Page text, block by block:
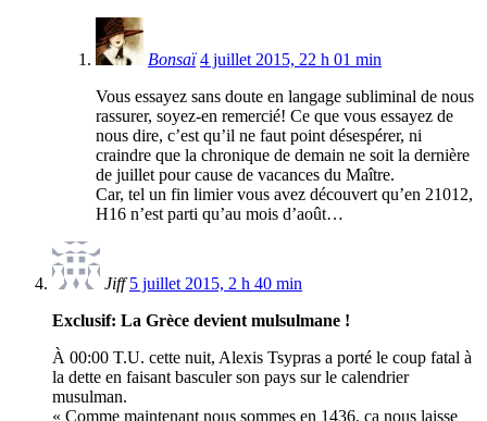
Bonsaï 4 juillet 2015, 22 h 01 min
Vous essayez sans doute en langage subliminal de nous
rassurer, soyez-en remercié! Ce que vous essayez de
nous dire, c’est qu’il ne faut point désespérer, ni
craindre que la chronique de demain ne soit la dernière
de juillet pour cause de vacances du Maître.
Car, tel un fin limier vous avez découvert qu’en 21012,
H16 n’est parti qu’au mois d’août…
Jiff 5 juillet 2015, 2 h 40 min
Exclusif: La Grèce devient mulsulmane !
À 00:00 T.U. cette nuit, Alexis Tsypras a porté le coup fatal à
la dette en faisant basculer son pays sur le calendrier
musulman.
« Comme maintenant nous sommes en 1436, ça nous laisse